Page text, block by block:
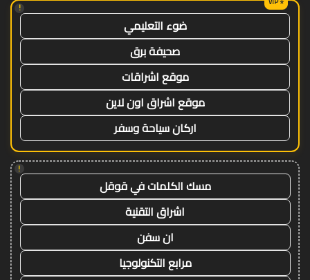
!
ضوء التعليمي
صحيفة برق
موقع اشراقات
موقع اشراق اون لاين
اركان سياحة وسفر
!
مسك الكلمات في قوقل
اشراق التقنية
ان سفن
مرابع التكنولوجيا